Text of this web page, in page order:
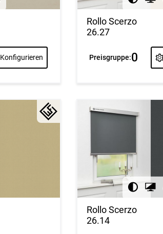
Konfigurieren
Rollo Scerzo
26.27
Preisgruppe:0
Rollo Scerzo
26.14